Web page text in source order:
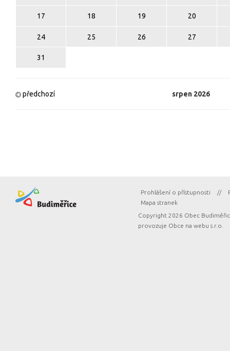
17 18 19 20
24 25 26 27
31
předchozí srpen 2026
Prohlášení o přístupnosti //
Mapa stranek
Copyright 2026 Obec
provozuje Obce na webu s.r.o.